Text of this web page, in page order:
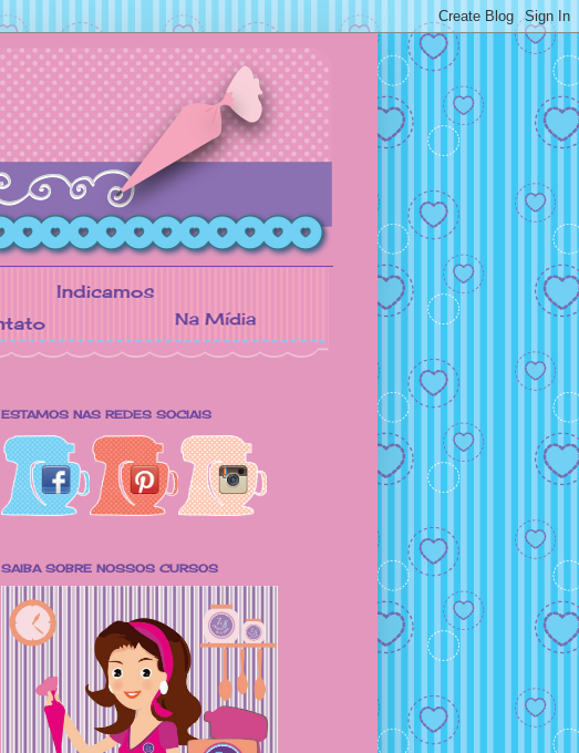
ESTAMOS NAS REDES SOCIAIS
SAIBA SOBRE NOSSOS CURSOS